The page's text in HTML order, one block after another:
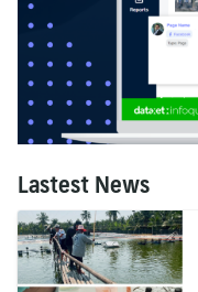
Lastest News